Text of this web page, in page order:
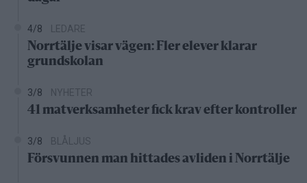
4/8 LEDARE
Norrtälje visar vägen: Fler elever klarar
grundskolan
3/8 NYHETER
41 matverksamheter fick krav efter kontroller
3/8 BLÅLJUS
Försvunnen man hittades avliden i Norrtälje